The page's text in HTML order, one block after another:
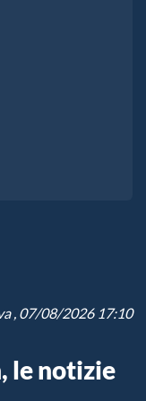
, 07/08/2026 17:10
le notizie